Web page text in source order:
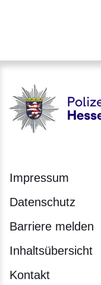
Polizei -
Impressum
Datenschutz
Barriere melden
Inhaltsübersicht
Kontakt